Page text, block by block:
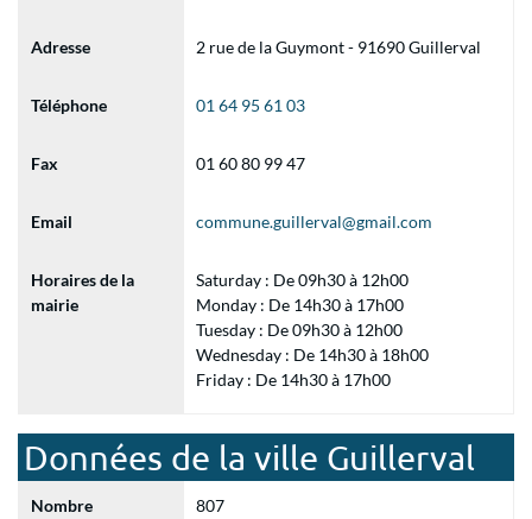
Adresse 2 rue de la Guymont - 91690 Guillerval
Téléphone 01 64 95 61 03
Fax 01 60 80 99 47
Email commune.guillerval@gmail.com
Horaires de la
mairie
Saturday : De 09h30 à 12h00
Monday : De 14h30 à 17h00
Tuesday : De 09h30 à 12h00
Wednesday : De 14h30 à 18h00
Friday : De 14h30 à 17h00
Données de la ville Guillerval
Nombre
807